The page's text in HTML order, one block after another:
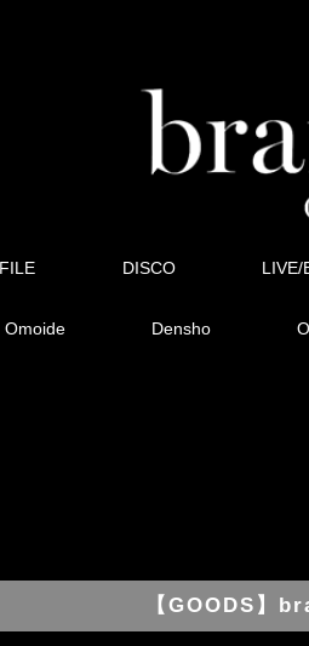
DISCO LIVE/
Omoide Densho
【GOODS】